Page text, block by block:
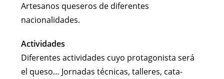
Artesanos queseros de diferentes
nacionalidades.
Actividades
Diferentes actividades cuyo protagonista será
el queso… Jornadas técnicas, talleres, cata-